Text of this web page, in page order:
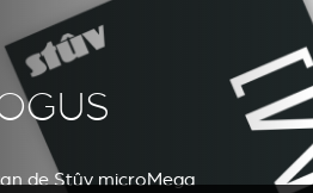
de Stûv microMega